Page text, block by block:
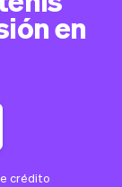
en
crédito